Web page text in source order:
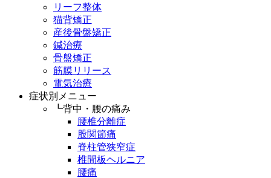
リーフ整体
猫背矯正
産後骨盤矯正
鍼治療
骨盤矯正
筋膜リリース
電気治療
症状別メニュー
┗背中・腰の痛み
腰椎分離症
股関節痛
脊柱管狭窄症
椎間板ヘルニア
腰痛